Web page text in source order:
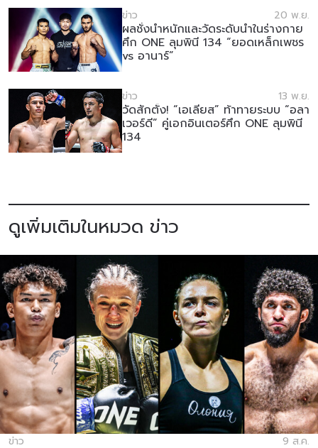
ข่าว 20 พ.ย.
ผลชั่งน้ำหนักและวัดระดับน้ำในร่างกาย
ศึก ONE ลุมพินี 134 “ยอดเหล็กเพชร
vs อานาร์”
ข่าว 13 พ.ย.
วัดสักตั้ง! “เอเลียส” ท้าทายระบบ “อลา
เวอร์ดี” คู่เอกอินเตอร์ศึก ONE ลุมพินี
134
ดูเพิ่มเติมในหมวด ข่าว
ข่าว 9 ส.ค.